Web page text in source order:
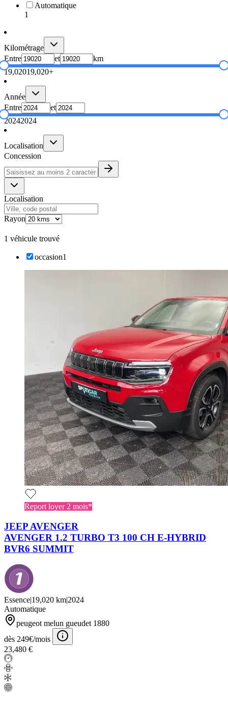
Automatique
1
Kilométrage
Entre
et
km
19,02019,020+
Année
Entre
et
20242024
Localisation
Concession
Localisation
Rayon
1 véhicule trouvé
occasion1
Report loyer 2 mois*
JEEP AVENGER
AVENGER 1.2 TURBO T3 100 CH E-HYBRID
BVR6 SUMMIT
Essence|19,020 km|2024
Automatique
peugeot melun gueudet 1880
dès 249€/mois
23,480 €